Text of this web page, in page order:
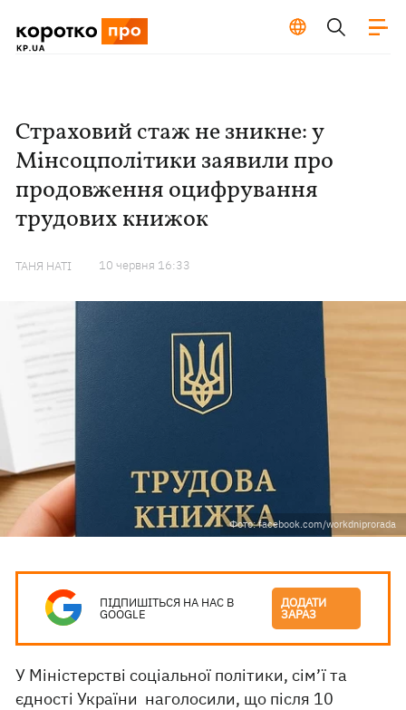
Страховий стаж не зникне: у
Мінсоцполітики заявили про
продовження оцифрування
трудових книжок
ТАНЯ НАТІ 10 червня 16:33
Фото: facebook.com/workdniprorada
ПІДПИШІТЬСЯ НА НАС В
GOOGLE
ДОДАТИ
ЗАРАЗ
У Міністерстві соціальної політики, сім’ї та
єдності України наголосили, що після 10